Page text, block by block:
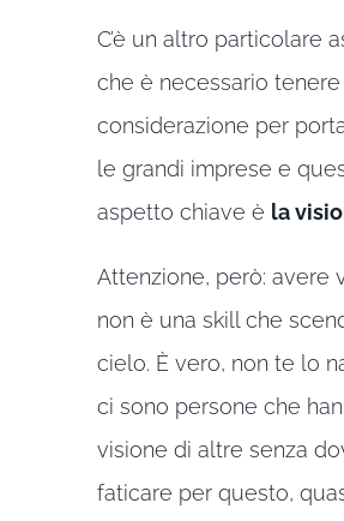
C’è un altro particolare
che è necessario tenere
considerazione per
le grandi imprese e
aspetto chiave è la
Attenzione, però: avere
non è una skill che
cielo. È vero, non te lo
ci sono persone che
visione di altre senza
faticare per questo,